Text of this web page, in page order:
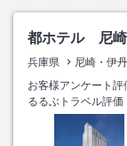
都ホテル 尼崎
兵庫県 尼崎・伊丹
お客様アンケート評
るるぶトラベル評価